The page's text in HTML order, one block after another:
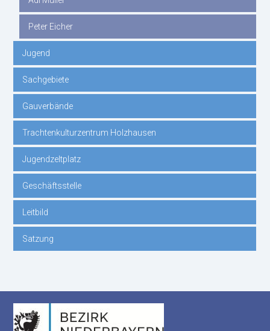
Peter Eicher
Jugend
Sachgebiete
Gauverbände
Trachtenkulturzentrum Holzhausen
Jugendzeltplatz
Geschäftsstelle
Leitbild
Satzung